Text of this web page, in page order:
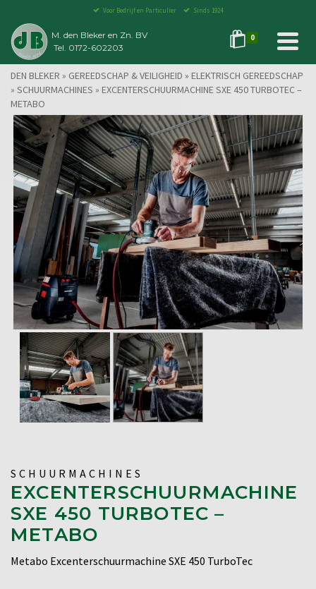
Voor Bedrijf en Particulier Sinds 1924
M. den Bleker en Zn. BV
Tel. 0172-602203
0
DEN BLEKER » GEREEDSCHAP & VEILIGHEID » ELEKTRISCH GEREEDSCHAP
» SCHUURMACHINES » EXCENTERSCHUURMACHINE SXE 450 TURBOTEC –
METABO
SCHUURMACHINES
EXCENTERSCHUURMACHINE
SXE 450 TURBOTEC –
METABO
Metabo Excenterschuurmachine SXE 450 TurboTec